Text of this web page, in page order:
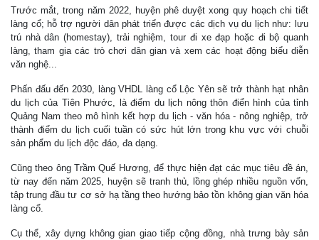
Trước mắt, trong năm 2022, huyện phê duyệt xong quy hoạch chi tiết
làng cổ; hỗ trợ người dân phát triển được các dịch vụ du lịch như: lưu
trú nhà dân (homestay), trải nghiệm, tour đi xe đạp hoặc đi bộ quanh
làng, tham gia các trò chơi dân gian và xem các hoạt động biểu diễn
văn nghệ...
Phấn đấu đến 2030, làng VHDL làng cổ Lộc Yên sẽ trở thành hạt nhân
du lịch của Tiên Phước, là điểm du lịch nông thôn điển hình của tỉnh
Quảng Nam theo mô hình kết hợp du lịch - văn hóa - nông nghiệp, trở
thành điểm du lịch cuối tuần có sức hút lớn trong khu vực với chuỗi
sản phẩm du lịch độc đáo, đa dạng.
Cũng theo ông Trầm Quế Hương, để thực hiện đạt các mục tiêu đề án,
từ nay đến năm 2025, huyện sẽ tranh thủ, lồng ghép nhiều nguồn vốn,
tập trung đầu tư cơ sở hạ tầng theo hướng bảo tồn không gian văn hóa
làng cổ.
Cụ thể, xây dựng không gian giao tiếp cộng đồng, nhà trưng bày sản